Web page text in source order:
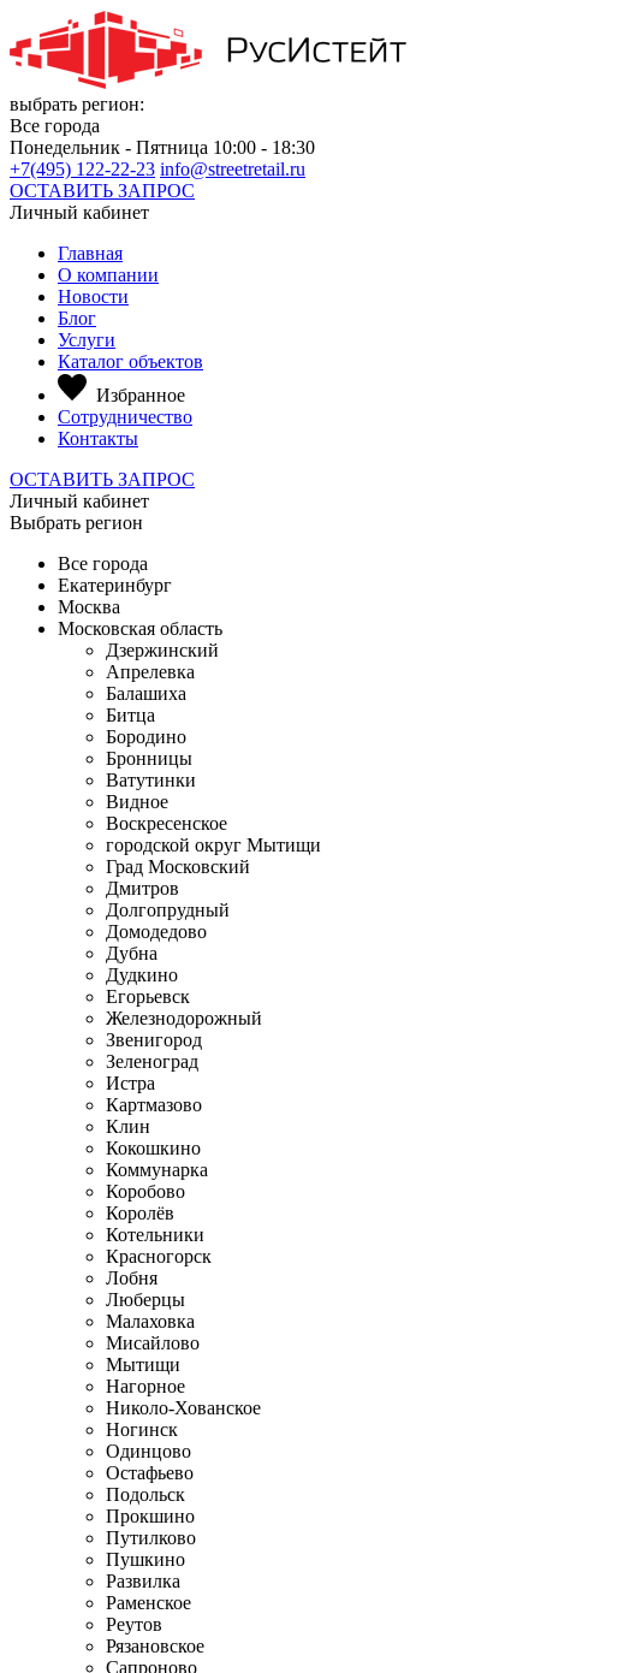
выбрать регион:
Все города
Понедельник - Пятница 10:00 - 18:30
+7(495) 122-22-23 info@streetretail.ru
ОСТАВИТЬ ЗАПРОС
Личный кабинет
Главная
О компании
Новости
Блог
Услуги
Каталог объектов
Избранное
Сотрудничество
Контакты
ОСТАВИТЬ ЗАПРОС
Личный кабинет
Выбрать регион
Все города
Екатеринбург
Москва
Московская область
Дзержинский
Апрелевка
Балашиха
Битца
Бородино
Бронницы
Ватутинки
Видное
Воскресенское
городской округ Мытищи
Град Московский
Дмитров
Долгопрудный
Домодедово
Дубна
Дудкино
Егорьевск
Железнодорожный
Звенигород
Зеленоград
Истра
Картмазово
Клин
Кокошкино
Коммунарка
Коробово
Королёв
Котельники
Красногорск
Лобня
Люберцы
Малаховка
Мисайлово
Мытищи
Нагорное
Николо-Хованское
Ногинск
Одинцово
Остафьево
Подольск
Прокшино
Путилково
Пушкино
Развилка
Раменское
Реутов
Рязановское
Сапроново